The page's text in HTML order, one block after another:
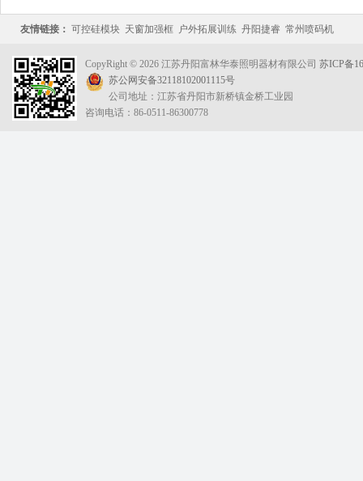
友情链接： 可控硅模块 天窗加强框 户外拓展训练 丹阳捷睿 常州喷码机
CopyRight © 2026 江苏丹阳富林华泰照明器材有限公司 苏ICP备
苏公网安备32118102001115号
公司地址：江苏省丹阳市新桥镇金桥工业园
咨询电话：86-0511-86300778